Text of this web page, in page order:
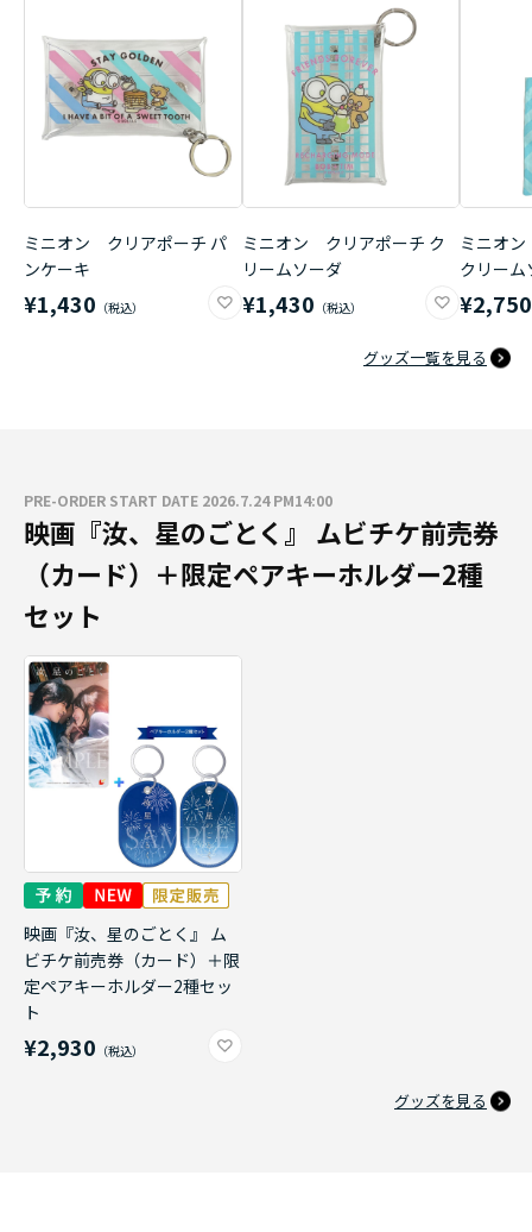
ミニオン クリアポーチ パ
ンケーキ
¥1,430
ミニオン クリアポーチ ク
リームソーダ
¥1,430
ミニオ
クリーム
¥2,750
グッズ一覧を見る
PRE-ORDER START DATE 2026.7.24 PM14:00
映画『汝、星のごとく』 ムビチケ前売券
（カード）＋限定ペアキーホルダー2種
セット
映画『汝、星のごとく』 ム
ビチケ前売券（カード）＋限
定ペアキーホルダー2種セッ
ト
¥2,930
グッズを見る